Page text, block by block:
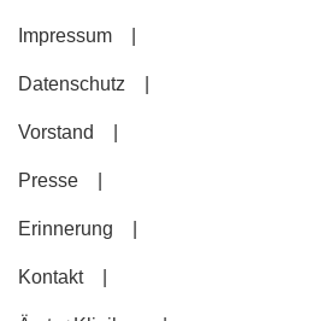
Impressum
Datenschutz
Vorstand
Presse
Erinnerung
Kontakt